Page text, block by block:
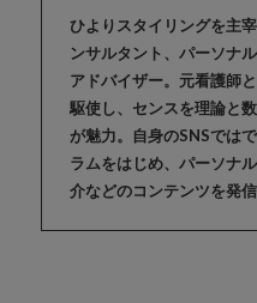
ひよりスタイリングを主
ンサルタント、パーソナ
アドバイザー。元看護師
駆使し、センスを理論と
が魅力。自身のSNSでは
ラムをはじめ、パーソナ
介などのコンテンツを発信